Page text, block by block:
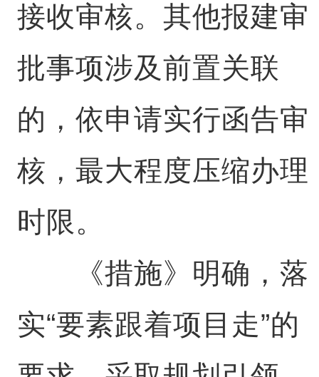
接收审核。其他报建审
批事项涉及前置关联
的，依申请实行函告审
核，最大程度压缩办理
时限。
《措施》明确，落
实“要素跟着项目走”的